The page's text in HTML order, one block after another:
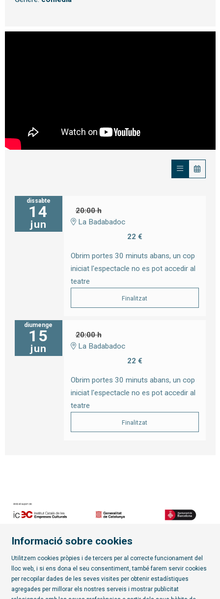
dissabte
14
jun
20:00 h
La Badabadoc
22 €
Obrim portes 30 minuts abans, un cop
iniciat l'espectacle no es pot accedir al
teatre
Finalitzat
diumenge
15
jun
20:00 h
La Badabadoc
22 €
Obrim portes 30 minuts abans, un cop
iniciat l'espectacle no es pot accedir al
teatre
Finalitzat
Diapositiva 2 de 7
Subscriu-te al butlletí
Informació sobre cookies
Utilitzem cookies pròpies i de tercers per al correcte funcionament del
lloc web, i si ens dona el seu consentiment, també farem servir cookies
per recopilar dades de les seves visites per obtenir estadístiques
agregades per millorar els nostres serveis i mostrar publicitat